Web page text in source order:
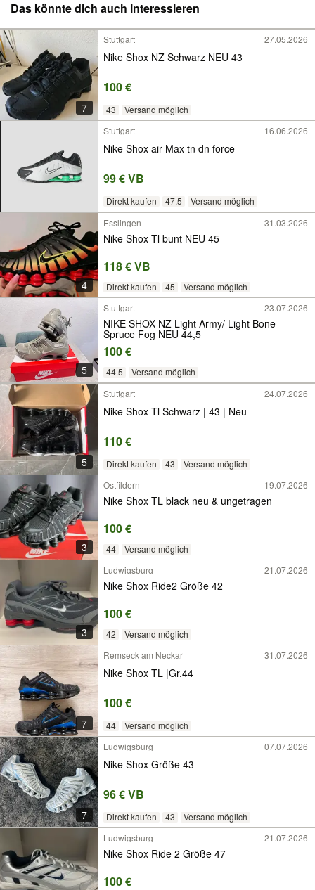
Das könnte dich auch interessieren
7
Stuttgart 27.05.2026
Nike Shox NZ Schwarz NEU 43
100 €
43
Versand möglich
Stuttgart
16.06.2026
Nike Shox air Max tn dn force
99 € VB
Direkt kaufen 47.5 Versand möglich
4
Esslingen 31.03.2026
Nike Shox Tl bunt NEU 45
118 € VB
Direkt kaufen 45 Versand möglich
5
Stuttgart 23.07.2026
NIKE SHOX NZ Light Army/ Light Bone-
Spruce Fog NEU 44,5
100 €
44.5 Versand möglich
5
Stuttgart 24.07.2026
Nike Shox Tl Schwarz | 43 | Neu
110 €
Direkt kaufen 43 Versand möglich
3
Ostfildern 19.07.2026
Nike Shox TL black neu & ungetragen
100 €
44 Versand möglich
3
Ludwigsburg 21.07.2026
Nike Shox Ride2 Größe 42
100 €
42 Versand möglich
7
Remseck am Neckar 31.07.2026
Nike Shox TL |Gr.44
100 €
44 Versand möglich
7
Ludwigsburg 07.07.2026
Nike Shox Größe 43
96 € VB
Direkt kaufen 43
Versand möglich
Ludwigsburg
21.07.2026
Nike Shox Ride 2 Größe 47
100 €